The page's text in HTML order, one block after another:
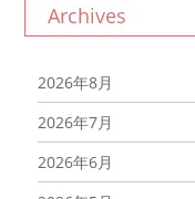
Archives
2026年8月
2026年7月
2026年6月